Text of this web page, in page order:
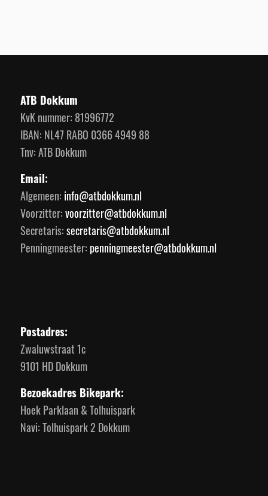
ATB Dokkum
KvK nummer: 81996772
IBAN: NL47 RABO 0366 4949 88
Tnv: ATB Dokkum
Email:
Algemeen: info@atbdokkum.nl
Voorzitter:voorzitter@atbdokkum.nl
Secretaris:secretaris@atbdokkum.nl
Penningmeester: penningmeester@atbdokkum.nl
Postadres:
Zwaluwstraat 1c
9101 HD Dokkum
Bezoekadres Bikepark:
Hoek Parklaan & Tolhuispark
Navi: Tolhuispark 2 Dokkum